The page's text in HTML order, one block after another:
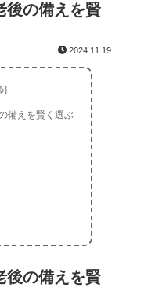
後の備えを賢
2024.11.19
備えを賢く選ぶ
後の備えを賢